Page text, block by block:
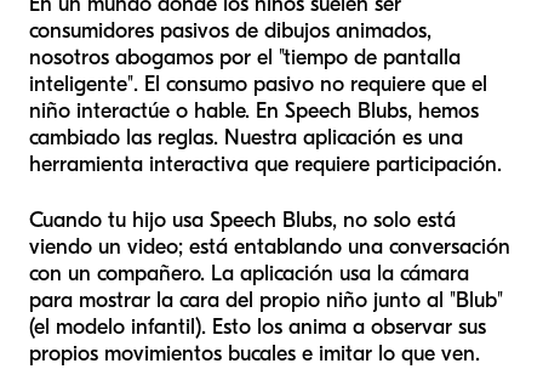
consumidores pasivos de dibujos animados,
nosotros abogamos por el "tiempo de pantalla
inteligente". El consumo pasivo no requiere que el
niño interactúe o hable. En Speech Blubs, hemos
cambiado las reglas. Nuestra aplicación es una
herramienta interactiva que requiere participación.
Cuando tu hijo usa Speech Blubs, no solo está
viendo un video; está entablando una conversación
con un compañero. La aplicación usa la cámara
para mostrar la cara del propio niño junto al "Blub"
(el modelo infantil). Esto los anima a observar sus
propios movimientos bucales e imitar lo que ven.